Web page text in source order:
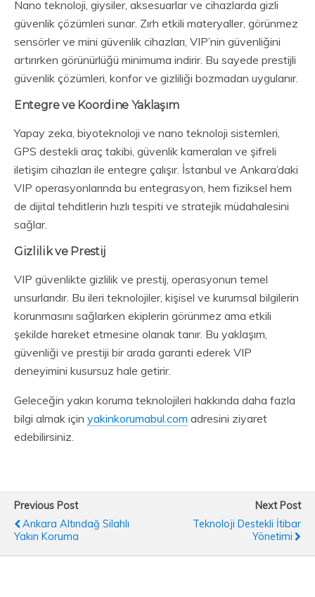
Nano teknoloji, giysiler, aksesuarlar ve cihazlarda gizli
güvenlik çözümleri sunar. Zırh etkili materyaller, görünmez
sensörler ve mini güvenlik cihazları, VIP’nin güvenliğini
artırırken görünürlüğü minimuma indirir. Bu sayede prestijli
güvenlik çözümleri, konfor ve gizliliği bozmadan uygulanır.
Entegre ve Koordine Yaklaşım
Yapay zeka, biyoteknoloji ve nano teknoloji sistemleri,
GPS destekli araç takibi, güvenlik kameraları ve şifreli
iletişim cihazları ile entegre çalışır. İstanbul ve Ankara’daki
VIP operasyonlarında bu entegrasyon, hem fiziksel hem
de dijital tehditlerin hızlı tespiti ve stratejik müdahalesini
sağlar.
Gizlilik ve Prestij
VIP güvenlikte gizlilik ve prestij, operasyonun temel
unsurlarıdır. Bu ileri teknolojiler, kişisel ve kurumsal bilgilerin
korunmasını sağlarken ekiplerin görünmez ama etkili
şekilde hareket etmesine olanak tanır. Bu yaklaşım,
güvenliği ve prestiji bir arada garanti ederek VIP
deneyimini kusursuz hale getirir.
Geleceğin yakın koruma teknolojileri hakkında daha fazla
bilgi almak için yakinkorumabul.com adresini ziyaret
edebilirsiniz.
Previous Post
Ankara Altındağ Silahlı
Yakın Koruma
Next Post
Teknoloji Destekli İtibar
Yönetimi